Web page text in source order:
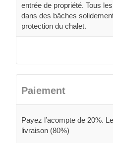
entrée de propriété. Tous
dans des bâches
protection du chalet.
Paiement
Payez l’acompte de 20%.
livraison (80%)